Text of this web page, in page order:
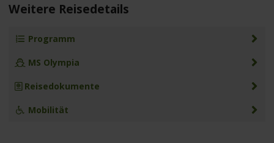
Weitere Reisedetails
Programm
MS Olympia
Reisedokumente
Mobilität